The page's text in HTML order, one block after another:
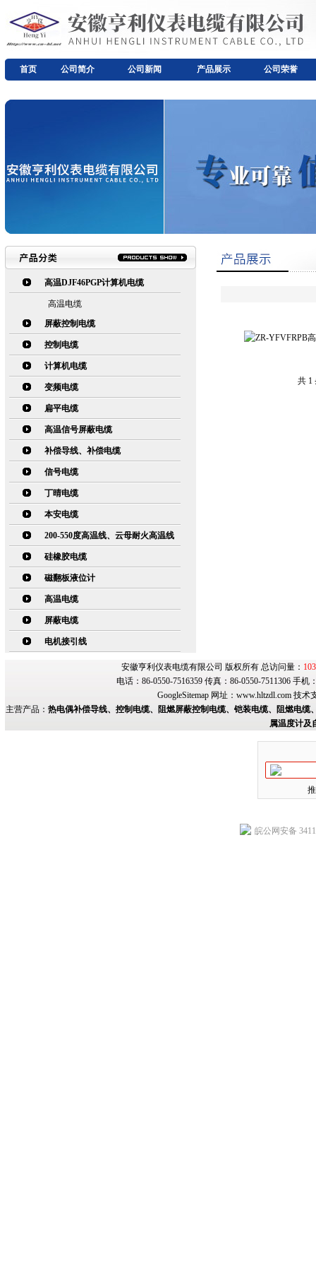
首页 公司简介 公司新闻 产品展示 公司荣誉
高温DJF46PGP计算机电缆
高温电缆
屏蔽控制电缆
控制电缆
计算机电缆
变频电缆
扁平电缆
高温信号屏蔽电缆
补偿导线、补偿电缆
信号电缆
丁晴电缆
本安电缆
200-550度高温线、云母耐火高温线
硅橡胶电缆
磁翻板液位计
高温电缆
屏蔽电缆
电机接引线
共 1
安徽亨利仪表电缆有限公司 版权所有 总访问量：
电话：86-0550-7516359 传真：86-0550-7511306 手
GoogleSitemap网址： www.hltzdl.com技术
主营产品： 热电偶补偿导线、控制电缆、阻燃屏蔽控制电缆、铠装电缆、阻燃电
属温度计及
皖公网安备